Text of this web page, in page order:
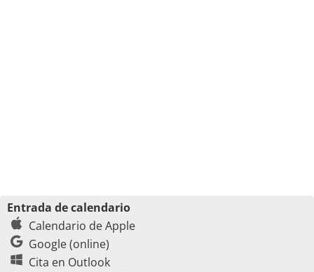
Entrada de calendario
Calendario de Apple
Google (online)
Cita en Outlook